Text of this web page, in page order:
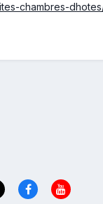
chambres-